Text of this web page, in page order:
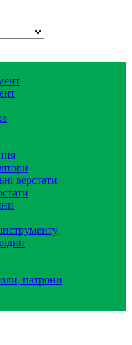
верстати
патрони